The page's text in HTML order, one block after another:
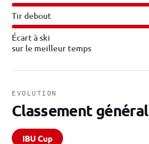
Tir debout
Écart à ski
sur le meilleur temps
EVOLUTION
Classement général
IBU Cup